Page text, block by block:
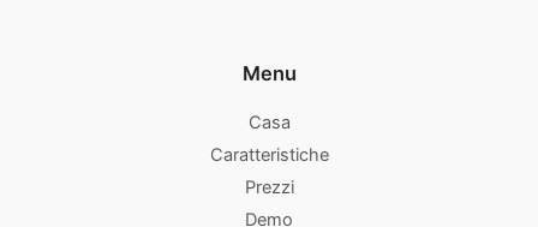
Menu
Casa
Caratteristiche
Prezzi
Demo